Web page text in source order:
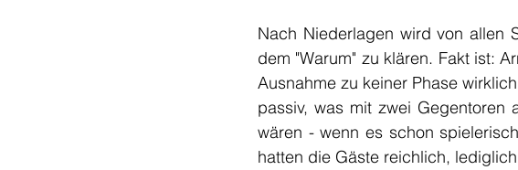
Nach Niederlagen wird von allen
dem "Warum" zu klären. Fakt ist:
Ausnahme zu keiner Phase
passiv, was mit zwei Gegentoren
wären - wenn es schon
hatten die Gäste reichlich,